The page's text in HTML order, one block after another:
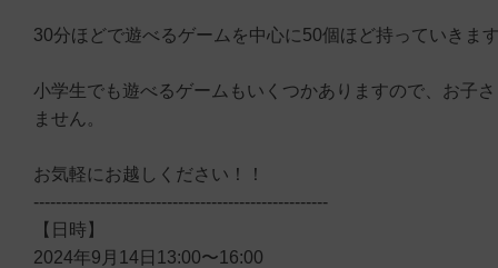
30分ほどで遊べるゲームを中心に50個ほど持っていきま
小学生でも遊べるゲームもいくつかありますので、お子
ません。
お気軽にお越しください！！
-----------------------------------------------------
【日時】
2024年9月14日13:00〜16:00